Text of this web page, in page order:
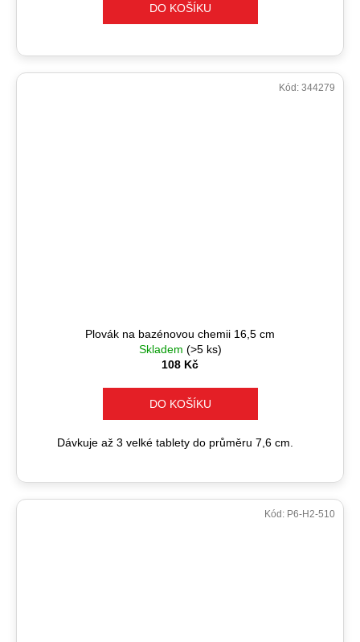
DO KOŠÍKU
Plovák na bazénovou chemii 16,5 cm
Skladem (>5 ks)
108 Kč
DO KOŠÍKU
Dávkuje až 3 velké tablety do průměru 7,6 cm.
Kód: 344279
Kód: P6-H2-510